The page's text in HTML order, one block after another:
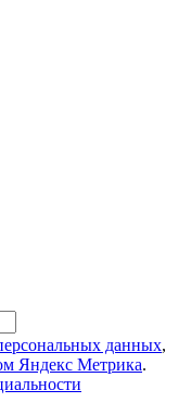
данных,
Яндекс Метрика.